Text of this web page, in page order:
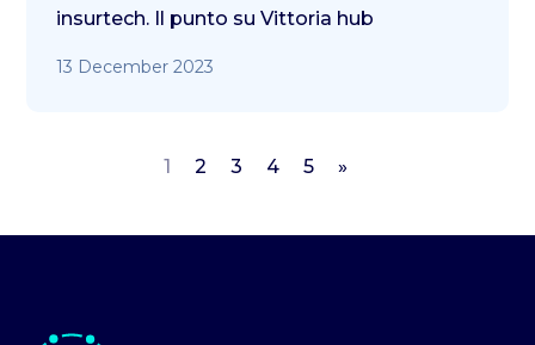
insurtech. Il punto su Vittoria hub
13 December 2023
1 2 3 4 5 »